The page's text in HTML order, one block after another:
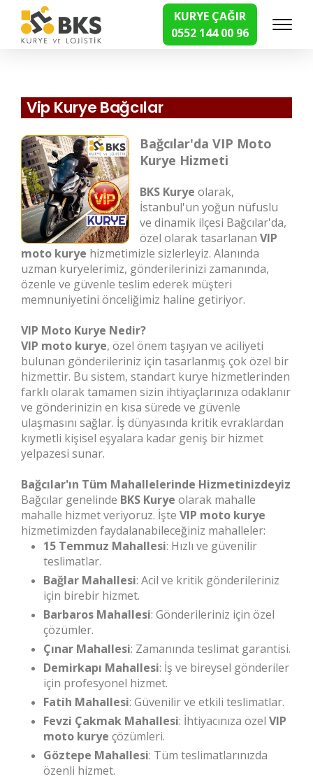
KURYE ÇAĞIR
0552 144 00 96
Hızlı Kurye Hizmetleri
Vip Kurye Bağcılar
Bağcılar'da VIP Moto
Kurye Hizmeti
BKS Kurye olarak,
İstanbul'un yoğun nüfuslu
ve dinamik ilçesi Bağcılar'da,
özel olarak tasarlananVIP
moto kurye hizmetimizle sizlerleyiz. Alanında
uzman kuryelerimiz, gönderilerinizi zamanında,
özenle ve güvenle teslim ederek müşteri
memnuniyetini önceliğimiz haline getiriyor.
VIP Moto Kurye Nedir?
VIP moto kurye, özel önem taşıyan ve aciliyeti
bulunan gönderileriniz için tasarlanmış çok özel bir
hizmettir. Bu sistem, standart kurye hizmetlerinden
farklı olarak tamamen sizin ihtiyaçlarınıza odaklanır
ve gönderinizin en kısa sürede ve güvenle
ulaşmasını sağlar. İş dünyasında kritik evraklardan
kıymetli kişisel eşyalara kadar geniş bir hizmet
yelpazesi sunar.
Bağcılar'ın Tüm Mahallelerinde Hizmetinizdeyiz
Bağcılar genelinde BKS Kurye olarak mahalle
mahalle hizmet veriyoruz. İşte VIP moto kurye
hizmetimizden faydalanabileceğiniz mahalleler:
15 Temmuz Mahallesi: Hızlı ve güvenilir
teslimatlar.
Bağlar Mahallesi: Acil ve kritik gönderileriniz
için birebir hizmet.
Barbaros Mahallesi: Gönderileriniz için özel
çözümler.
Çınar Mahallesi: Zamanında teslimat garantisi.
Demirkapı Mahallesi: İş ve bireysel gönderiler
için profesyonel hizmet.
Fatih Mahallesi: Güvenilir ve etkili teslimatlar.
Fevzi Çakmak Mahallesi: İhtiyacınıza özel VIP
moto kurye çözümleri.
Göztepe Mahallesi: Tüm teslimatlarınızda
özenli hizmet.